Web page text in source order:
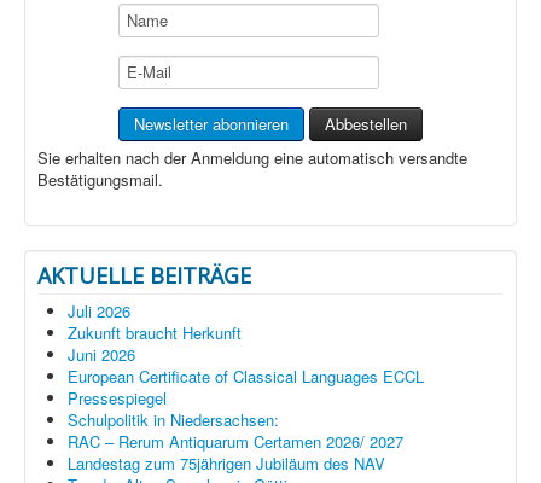
Sie erhalten nach der Anmeldung eine automatisch versandte
Bestätigungsmail.
AKTUELLE BEITRÄGE
Juli 2026
Zukunft braucht Herkunft
Juni 2026
European Certificate of Classical Languages ECCL
Pressespiegel
Schulpolitik in Niedersachsen:
RAC – Rerum Antiquarum Certamen 2026/ 2027
Landestag zum 75jährigen Jubiläum des NAV